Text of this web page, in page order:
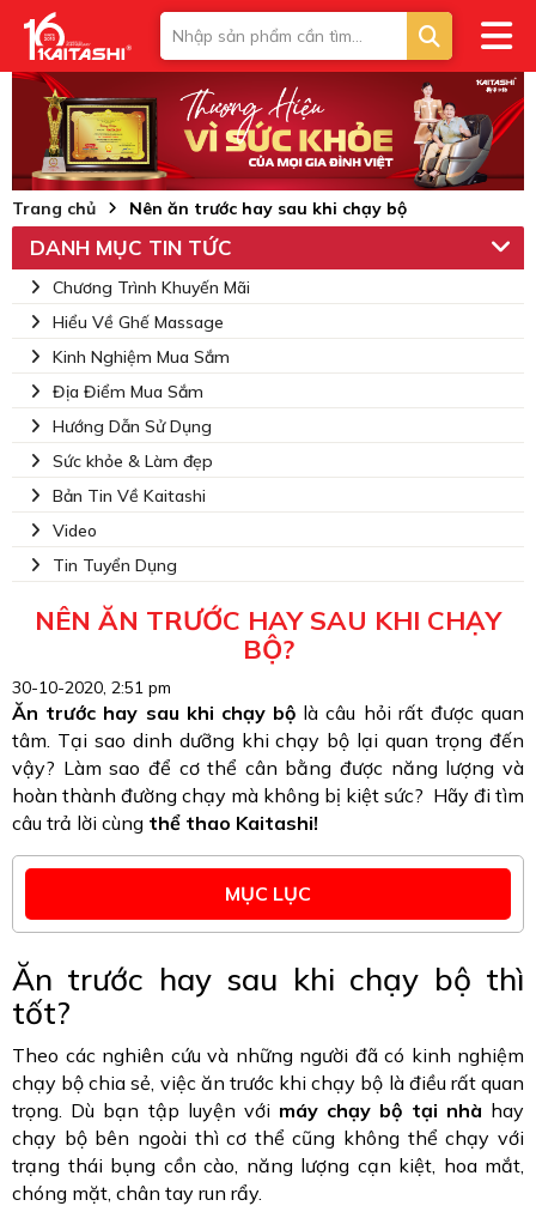
Trang chủ Nên ăn trước hay sau khi chạy bộ
DANH MỤC TIN TỨC
Chương Trình Khuyến Mãi
Hiểu Về Ghế Massage
Kinh Nghiệm Mua Sắm
Địa Điểm Mua Sắm
Hướng Dẫn Sử Dụng
Sức khỏe & Làm đẹp
Bản Tin Về Kaitashi
Video
Tin Tuyển Dụng
NÊN ĂN TRƯỚC HAY SAU KHI CHẠY
BỘ?
30-10-2020, 2:51 pm
Ăn trước hay sau khi chạy bộ là câu hỏi rất được quan
tâm. Tại sao dinh dưỡng khi chạy bộ lại quan trọng đến
vậy? Làm sao để cơ thể cân bằng được năng lượng và
hoàn thành đường chạy mà không bị kiệt sức? Hãy đi tìm
câu trả lời cùng thể thao Kaitashi!
MỤC LỤC
Ăn trước hay sau khi chạy bộ thì
tốt?
Theo các nghiên cứu và những người đã có kinh nghiệm
chạy bộ chia sẻ, việc ăn trước khi chạy bộ là điều rất quan
trọng. Dù bạn tập luyện với máy chạy bộ tại nhà hay
chạy bộ bên ngoài thì cơ thể cũng không thể chạy với
trạng thái bụng cồn cào, năng lượng cạn kiệt, hoa mắt,
chóng mặt, chân tay run rẩy.